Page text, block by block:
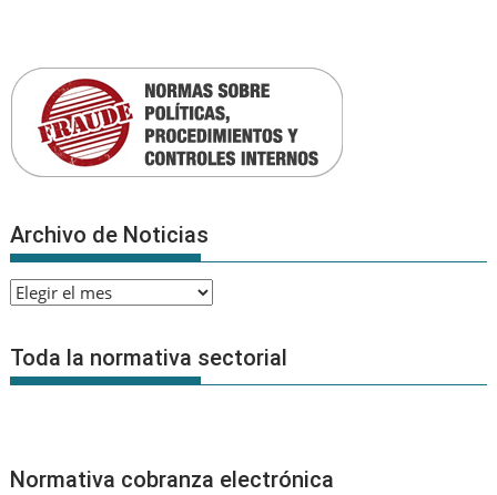
Archivo de Noticias
Archivo
Noticias
Toda la normativa sectorial
Normativa cobranza electrónica